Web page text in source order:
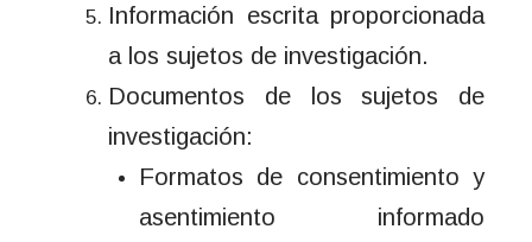
Información escrita proporcionada
a los sujetos de investigación.
Documentos de los sujetos de
investigación:
Formatos de consentimiento y
asentimiento informado